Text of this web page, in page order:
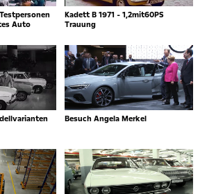
Auto
Kadett B 1971 - 1,2mit60PS
Trauung
Besuch Angela Merkel